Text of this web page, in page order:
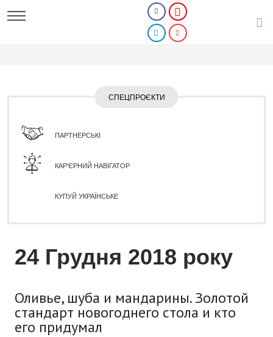
СПЕЦПРОЄКТИ
ПАРТНЕРСЬКІ
КАР'ЄРНИЙ НАВІГАТОР
КУПУЙ УКРАЇНСЬКЕ
24 Грудня 2018 року
Оливье, шуба и мандарины. Золотой
стандарт новогоднего стола и кто
его придумал